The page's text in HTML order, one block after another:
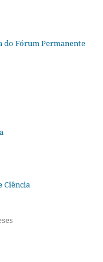
do Fórum Permanente
Ciência